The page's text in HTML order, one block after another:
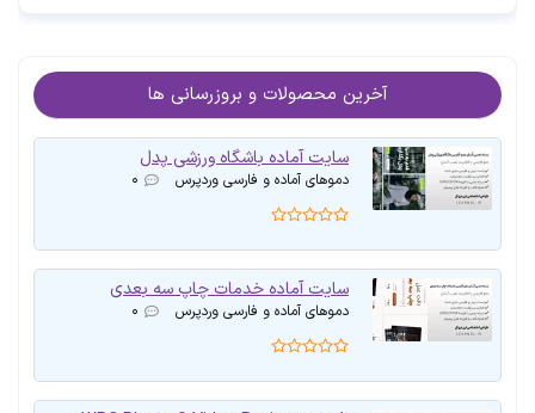
آخرین محصولات و بروزرسانی ها
سایت آماده باشگاه ورزشی پدل
دموهای آماده و فارسی وردپرس ۰
سایت آماده خدمات چاپ سه بعدی
دموهای آماده و فارسی وردپرس ۰